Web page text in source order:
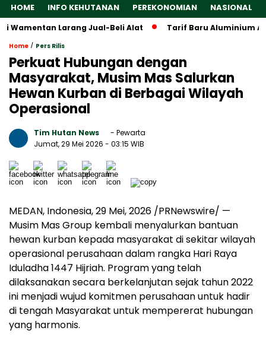
HOME INFO KEHUTANAN PEREKONOMIAN NASIONAL
Larang Jual-Beli Alat Tarif Baru Aluminium
Home / Pers Rilis
Perkuat Hubungan dengan
Masyarakat, Musim Mas Salurkan
Hewan Kurban di Berbagai Wilayah
Operasional
Tim Hutan News
- Pewarta
Jumat, 29 Mei 2026 - 03:15 WIB
MEDAN, Indonesia,29 Mei, 2026 /PRNewswire/ —
Musim Mas Group kembali menyalurkan bantuan
hewan kurban kepada masyarakat di sekitar wilayah
operasional perusahaan dalam rangka Hari Raya
Iduladha 1447 Hijriah. Program yang telah
dilaksanakan secara berkelanjutan sejak tahun 2022
ini menjadi wujud komitmen perusahaan untuk hadir
di tengah Masyarakat untuk mempererat hubungan
yang harmonis.